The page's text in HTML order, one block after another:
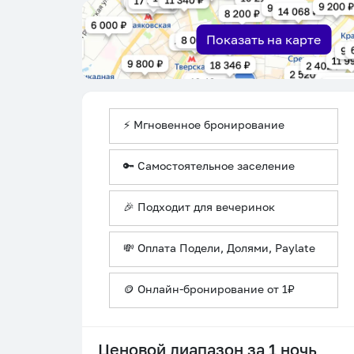
Показать на карте
⚡ Мгновенное бронирование
🔑 Самостоятельное заселение
🎉 Подходит для вечеринок
💸 Оплата Подели, Долями, Paylate
🪙 Онлайн-бронирование от 1₽
Ценовой диапазон за 1 ночь